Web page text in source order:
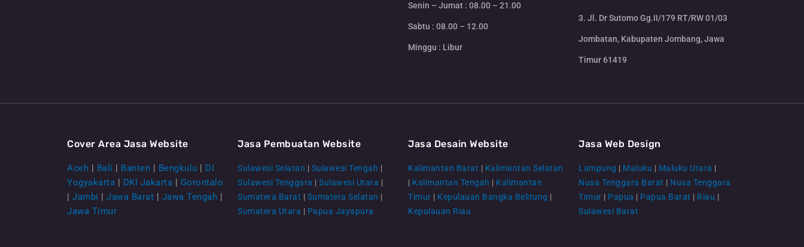
Senin – Jumat : 08.00 – 21.00
Sabtu : 08.00 – 12.00
Minggu : Libur
3. Jl. Dr Sutomo Gg.II/179 RT/RW 01/03
Jombatan, Kabupaten Jombang, Jawa
Timur 61419
Cover Area Jasa Website
Aceh | Bali | Banten | Bengkulu | DI
Yogyakarta | DKI Jakarta | Gorontalo
| Jambi | Jawa Barat | Jawa Tengah |
Jawa Timur
Jasa Pembuatan Website
Sulawesi Selatan | Sulawesi Tengah |
Sulawesi Tenggara | Sulawesi Utara |
Sumatera Barat | Sumatera Selatan |
Sumatera Utara | Papua Jayapura
Jasa Desain Website
Kalimantan Barat | Kalimantan Selatan
| Kalimantan Tengah | Kalimantan
Timur | Kepulauan Bangka Belitung |
Kepulauan Riau
Jasa Web Design
Lampung | Maluku | Maluku Utara |
Nusa Tenggara Barat | Nusa Tenggara
Timur | Papua | Papua Barat | Riau |
Sulawesi Barat